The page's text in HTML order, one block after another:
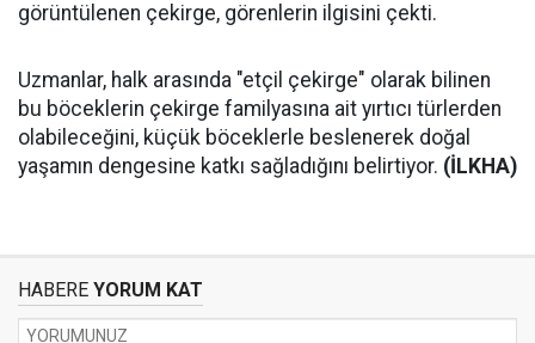
görüntülenen çekirge, görenlerin ilgisini çekti.
Uzmanlar, halk arasında "etçil çekirge" olarak bilinen
bu böceklerin çekirge familyasına ait yırtıcı türlerden
olabileceğini, küçük böceklerle beslenerek doğal
yaşamın dengesine katkı sağladığını belirtiyor. (İLKHA)
HABERE YORUM KAT